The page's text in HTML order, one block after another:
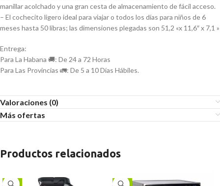
manillar acolchado y una gran cesta de almacenamiento de fácil acceso.
– El cochecito ligero ideal para viajar o todos los días para niños de 6
meses hasta 50 libras; las dimensiones plegadas son 51,2 «x 11,6″ x 7,1 »
Entrega:
Para La Habana 🚚: De 24 a 72 Horas
Para Las Provincias 🚛: De 5 a 10 Días Hábiles.
Valoraciones (0)
Más ofertas
Productos relacionados
-6% -9%